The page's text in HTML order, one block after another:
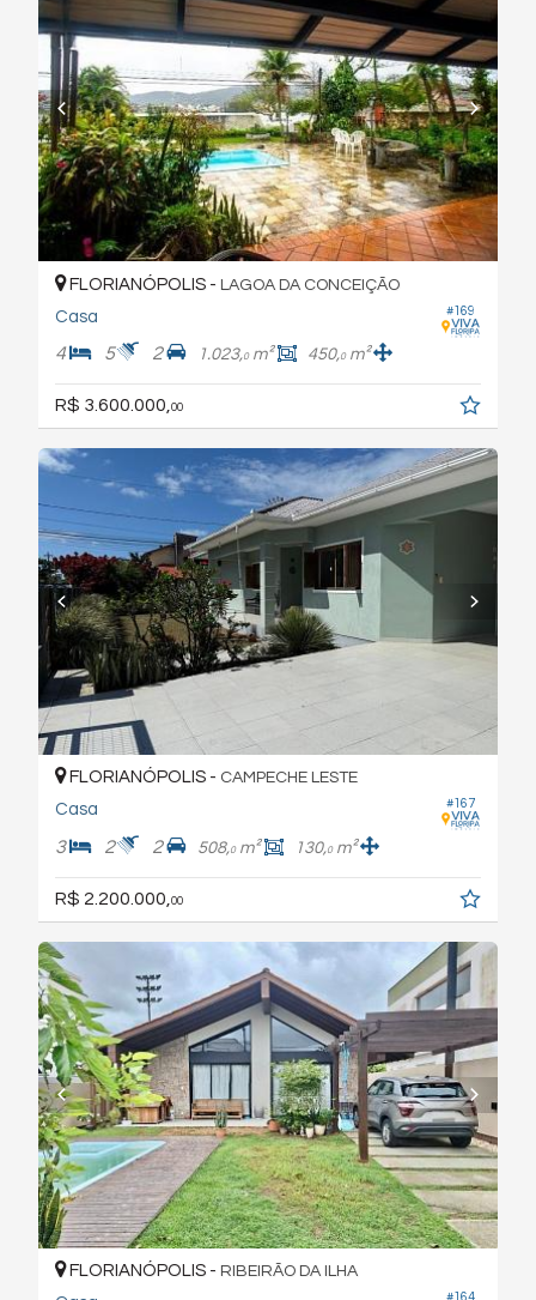
#169
FLORIANÓPOLIS - LAGOA DA CONCEIÇÃO
Casa
4 5 2 1.023,0m² 450,0m²
R$ 3.600.000, 00
#167
FLORIANÓPOLIS - CAMPECHE LESTE
Casa
3 2 2 508,0m² 130,0m²
R$ 2.200.000, 00
#164
FLORIANÓPOLIS - RIBEIRÃO DA ILHA